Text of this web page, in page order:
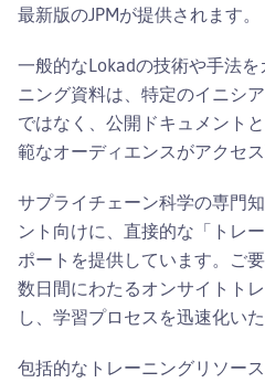
最新版のJPMが提供されます。
一般的なLokadの技術や手法
ニング資料は、特定のイニシ
ではなく、公開ドキュメント
範なオーディエンスがアクセス
サプライチェーン科学の専門
ント向けに、直接的な「トレ
ポートを提供しています。ご
数日間にわたるオンサイトト
し、学習プロセスを迅速化いた
包括的なトレーニングリソー